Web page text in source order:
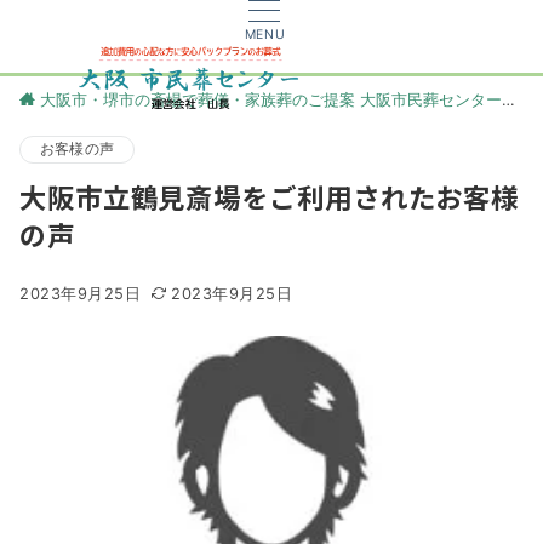
MENU
大阪市・堺市の斎場で葬儀・家族葬のご提案 大阪市民葬センター
お客様の声
大阪市立鶴見斎場をご利用されたお客様
の声
2023年9月25日 2023年9月25日